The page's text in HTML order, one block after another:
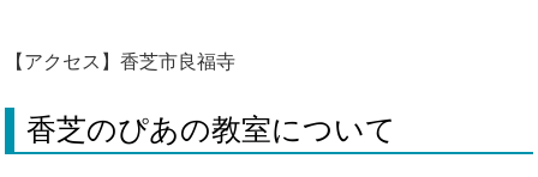
【アクセス】香芝市良福寺
香芝のぴあの教室について